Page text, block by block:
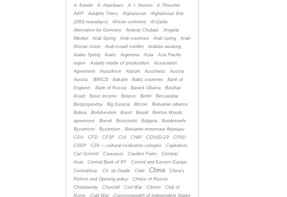
A. Karelin
A. Atambaev A. I. Herzen A. Pinochet
AKP Adolphe Thiers Afghanistan
Afghanistan War
(2001-nowadays)
African continent
Al-Qaida
Alternative for Germany
Anatoly Chubais
Angela
Merkel
Arab Spring Arab countries Arab spring
Arab-
African Union
Arab-Israeli conflict
Arabian awaking
Arabic Spring
Arabs Argentina Asia
Asia Pacific
region
Asiatic mode of production
Association
Agreement
Ataturkism Atatürk Auschwitz
Austria
Austria.
BRICS Bakatin Baltic countries
Bank of
England.
Bank of Russia Barack Obama
Bashar
Asad
Basic income Belarus Berlin Bessarabia
Bezpopovtsy Big Eurasia Bitcoin
Bolivarian alliance
Bolivia
Bolshevism Brasil Brazil
Bretton Woods
agreement
Brexit Brzezinski Bulgaria
Bundeswehr
Byzantism
Byzantium
Bнешняя политика Франции
CDU
CFD CFSP CIA CNKI COVID-19
CPSU
CSDP
CZК — cultural-zivilization complex
Capitalism
Carl Schmitt
Caucasus Caudine Forks
Central
Asia
Central Bank of RF
Central and Eastern Europe
CentralAsia.
Ch. de Gaulle Chile China
China's
Reform and Opening policy
Choice of Russia
Christianity Churchill Civil War Clinton
Club of
Rome
Cold War
Commonwealth of Independent States